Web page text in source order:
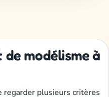
modélisme à
regarder plusieurs critères